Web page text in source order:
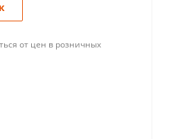
от цен в розничных